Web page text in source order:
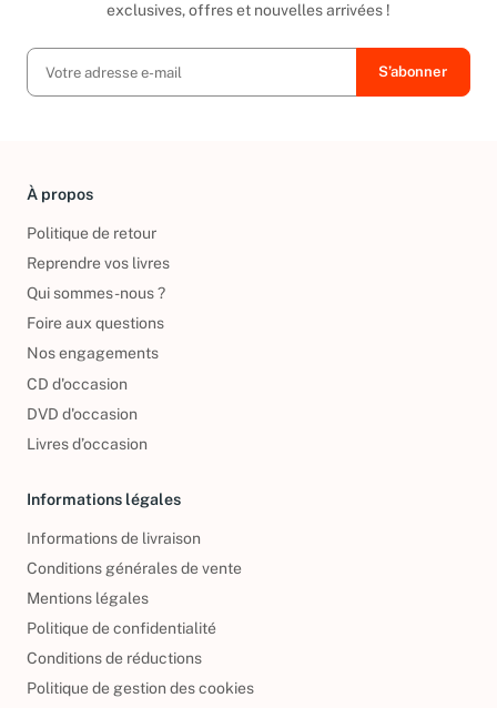
exclusives, offres et nouvelles arrivées !
À propos
Politique de retour
Reprendre vos livres
Qui sommes-nous ?
Foire aux questions
Nos engagements
CD d'occasion
DVD d'occasion
Livres d’occasion
Informations légales
Informations de livraison
Conditions générales de vente
Mentions légales
Politique de confidentialité
Conditions de réductions
Politique de gestion des cookies